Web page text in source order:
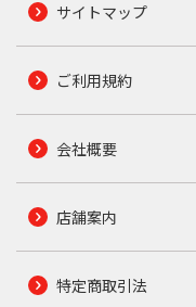
サイトマップ
ご利用規約
会社概要
店舗案内
特定商取引法